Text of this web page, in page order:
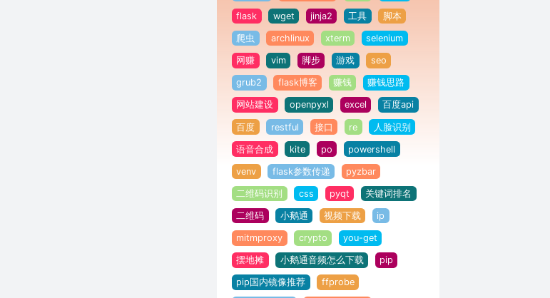
flask wget jinja2 工具 脚本
爬虫 archlinux xterm selenium
网赚 vim 脚步 游戏 seo
grub2 flask博客 赚钱 赚钱思路
网站建设 openpyxl excel 百度api
百度 restful 接口 re 人脸识别
语音合成 kite po powershell
venv flask参数传递 pyzbar
二维码识别 css pyqt 关键词排名
二维码 小鹅通 视频下载 ip
mitmproxy crypto you-get
摆地摊 小鹅通音频怎么下载 pip
pip国内镜像推荐 ffprobe